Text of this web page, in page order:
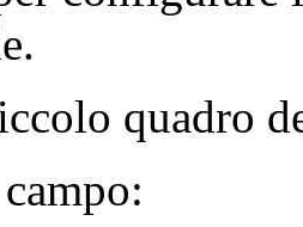
quadro